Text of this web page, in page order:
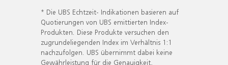
* Die UBS Echtzeit- Indikationen basieren auf
Quotierungen von UBS emittierten Index-
Produkten. Diese Produkte versuchen den
zugrundeliegenden Index im Verhältnis 1:1
nachzufolgen. UBS übernimmt dabei keine
Gewährleistung für die Genauigkeit,